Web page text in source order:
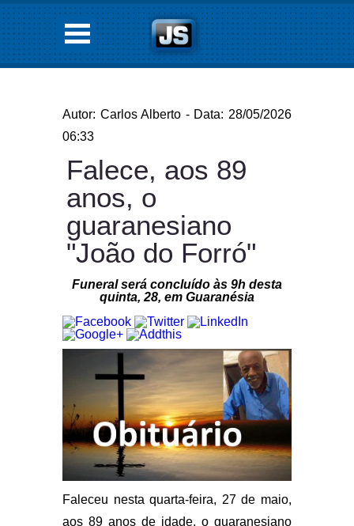
Autor: Carlos Alberto - Data: 28/05/2026
06:33
Falece, aos 89
anos, o
guaranesiano
"João do Forró"
Funeral será concluído às 9h desta
quinta, 28, em Guaranésia
Faleceu nesta quarta-feira, 27 de maio,
aos 89 anos de idade, o guaranesiano